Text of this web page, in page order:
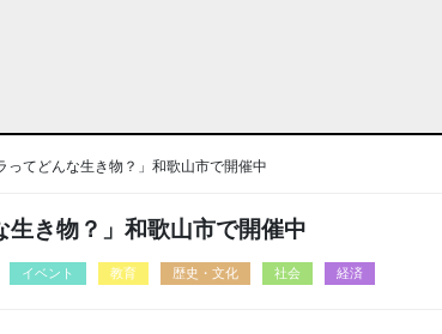
ってどんな生き物？」和歌山市で開催中
生き物？」和歌山市で開催中
イベント 教育 歴史・文化 社会 経済